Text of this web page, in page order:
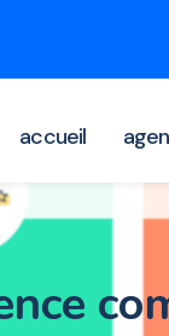
accueil